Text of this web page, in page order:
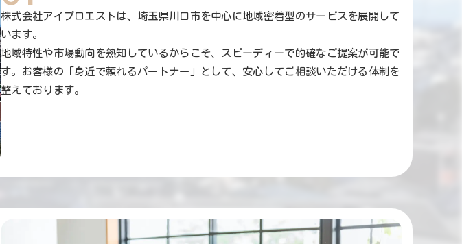
株式会社アイプロエストは、埼玉県川口市を中心に地域密着型のサービスを展開して
います。
地域特性や市場動向を熟知しているからこそ、スピーディーで的確なご提案が可能で
す。お客様の「身近で頼れるパートナー」として、安心してご相談いただける体制を
整えております。